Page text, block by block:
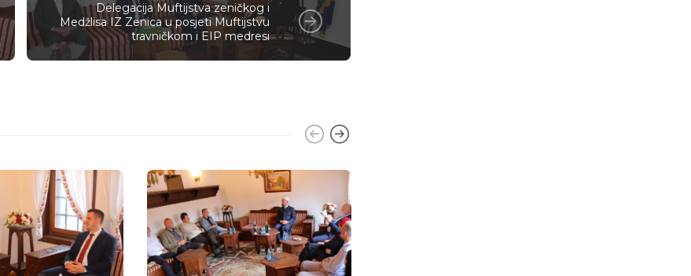
Delegacija Muftijstva zeničkog i
Medžlisa IZ Zenica u posjeti Muftijstvu
travničkom i EIP medresi